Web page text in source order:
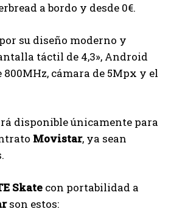
a bordo y desde 0€.
su diseño moderno y
táctil de 4,3», Android
800MHz, cámara de 5Mpx y el
disponible únicamente para
Movistar, ya sean
Skate con portabilidad a
son estos: